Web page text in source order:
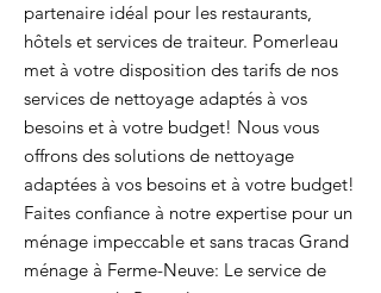
partenaire idéal pour les restaurants,
hôtels et services de traiteur. Pomerleau
met à votre disposition des tarifs de nos
services de nettoyage adaptés à vos
besoins et à votre budget! Nous vous
offrons des solutions de nettoyage
adaptées à vos besoins et à votre budget!
Faites confiance à notre expertise pour un
ménage impeccable et sans tracas Grand
ménage à Ferme-Neuve: Le service de